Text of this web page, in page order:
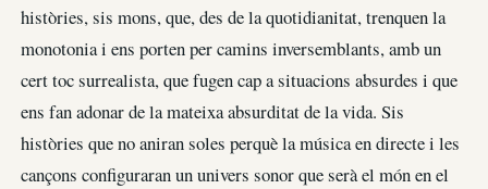
històries, sis mons, que, des de la quotidianitat, trenquen la
monotonia i ens porten per camins inversemblants, amb un
cert toc surrealista, que fugen cap a situacions absurdes i que
ens fan adonar de la mateixa absurditat de la vida. Sis
històries que no aniran soles perquè la música en directe i les
cançons configuraran un univers sonor que serà el món en el